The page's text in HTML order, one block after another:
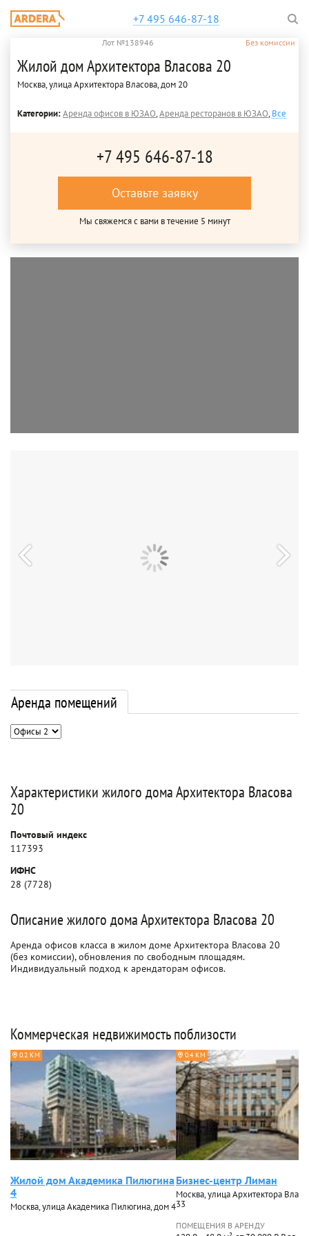
+7 495 646-87-18
Лот №138946 Без комиссии
Жилой дом Архитектора Власова 20
Москва, улица Архитектора Власова, дом 20
Категории:Аренда офисов в ЮЗАО,Аренда ресторанов в ЮЗАО,Все
+7 495 646-87-18
Оставьте заявку
Мы свяжемся с вами в течение 5 минут
Аренда помещений
Характеристики жилого дома Архитектора Власова
20
Почтовый индекс
117393
ИФНС
28 (7728)
Описание жилого дома Архитектора Власова 20
Аренда офисов класса в жилом доме Архитектора Власова 20
(без комиссии), обновления по свободным площадям.
Индивидуальный подход к арендаторам офисов.
Коммерческая недвижимость поблизости
0.2 КМ
Жилой дом Академика Пилюгина
4
Москва, улица Академика Пилюгина, дом 4
0.4 КМ
Бизнес-центр Лиман
Москва, улица Архитектора
33
ПОМЕЩЕНИЯ В АРЕНДУ